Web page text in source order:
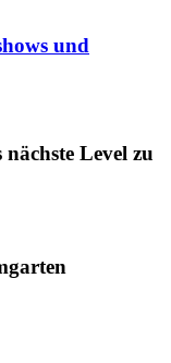
und
Level zu